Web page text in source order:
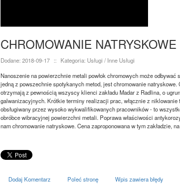
CHROMOWANIE
Dodane: 2018-09-17 ::
Kategoria: Usługi / Inne Usługi
Nanoszenie na powierzchnie metali powłok chromowych może
jedną z powszechnie spotykanych metod, jest chromowanie
otrzymają z pewnością wszyscy klienci zakładu Madar z Radlina, o
galwanizacyjnych. Krótkie terminy realizacji prac, włącznie z
obsługiwany przez wysoko wykwalifikowanych pracowników - to
obróbce wibracyjnej powierzchni metali. Poprawa właściwości
nam chromowanie natryskowe. Cena zaproponowana w tym zakładzie,
Dodaj Komentarz Poleć stronę Wpis zawiera błędy